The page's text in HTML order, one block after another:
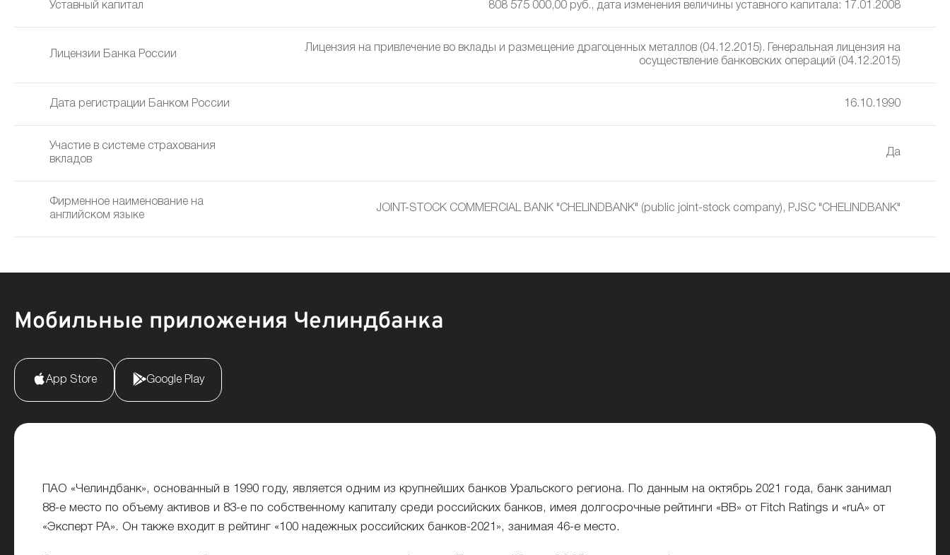
Уставный капитал 808 575 000,00 руб., дата изменения величины уставного капитала: 17.01.2008
Лицензии Банка России
Лицензия на привлечение во вклады и размещение драгоценных металлов (04.12.2015). Генеральная лицензия на
осуществление банковских операций (04.12.2015)
Дата регистрации Банком России 16.10.1990
Участие в системе страхования
вкладов
Да
Фирменное наименование на
английском языке
JOINT-STOCK COMMERCIAL BANK "CHELINDBANK" (public joint-stock company), PJSC "CHELINDBANK"
Мобильные приложения Челиндбанка
App Store Google Play
ПАО «Челиндбанк», основанный в 1990 году, является одним из крупнейших банков Уральского региона. По данным на октябрь 2021 года, банк занимал
88-е место по объему активов и 83-е по собственному капиталу среди российских банков, имея долгосрочные рейтинги «BB» от Fitch Ratings и «ruA» от
«Эксперт РА». Он также входит в рейтинг «100 надежных российских банков-2021», занимая 46-е место.